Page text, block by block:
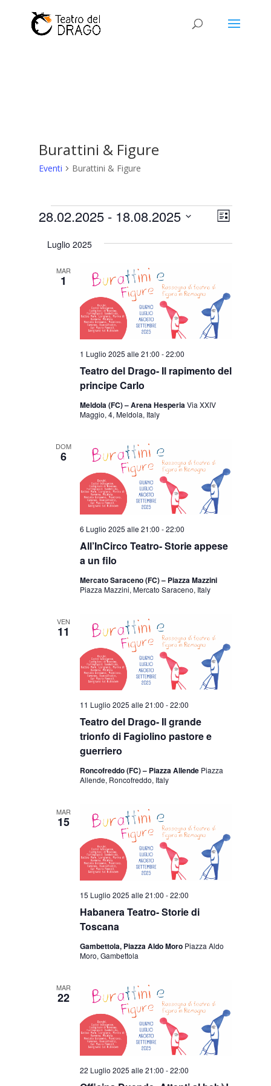
Burattini & Figure
Eventi Burattini & Figure
Eventi Viste
Evento
Viste
Lista
28.02.2025 - 18.08.2025
Luglio 2025
MAR
1
Teatro del Drago- Il rapimento del
principe Carlo
1 Luglio 2025 alle 21:00 -22:00
Meldola (FC) – Arena HesperiaVia XXIV
Maggio, 4, Meldola, Italy
DOM
6
All’InCirco Teatro- Storie appese
a un filo
6 Luglio 2025 alle 21:00 -22:00
Mercato Saraceno (FC) – Piazza Mazzini
Piazza Mazzini, Mercato Saraceno, Italy
VEN
11
Teatro del Drago- Il grande
trionfo di Fagiolino pastore e
guerriero
11 Luglio 2025 alle 21:00 -22:00
Roncofreddo (FC) – Piazza Allende Piazza
Allende, Roncofreddo, Italy
MAR
15
Habanera Teatro- Storie di
Toscana
15 Luglio 2025 alle 21:00 -22:00
Gambettola, Piazza Aldo Moro Piazza Aldo
Moro, Gambettola
MAR
22
22 Luglio 2025 alle 21:00 -22:00